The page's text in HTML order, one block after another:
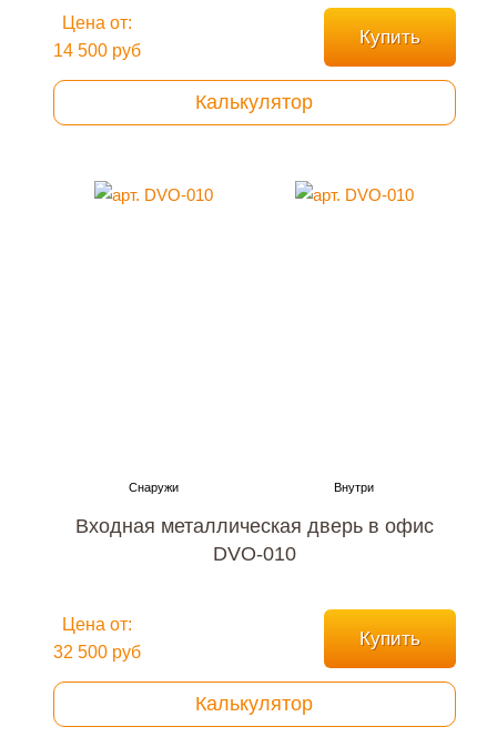
Цена от:
14 500 руб
Купить
Калькулятор
Входная металлическая дверь в офис
DVO-010
Цена от:
32 500 руб
Купить
Калькулятор